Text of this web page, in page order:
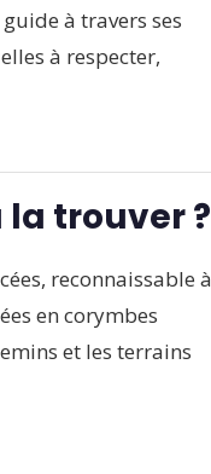
à travers ses
à respecter,
trouver ?
reconnaissable à
en corymbes
et les terrains